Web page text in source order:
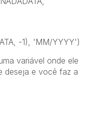
-1), 'MM/YYYY')
variável onde ele
deseja e você faz a